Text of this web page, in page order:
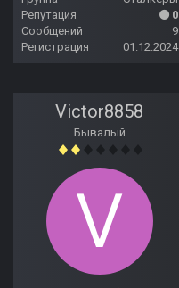
Репутация
0
Сообщений
9
Регистрация
01.12.2024
Victor8858
Бывалый